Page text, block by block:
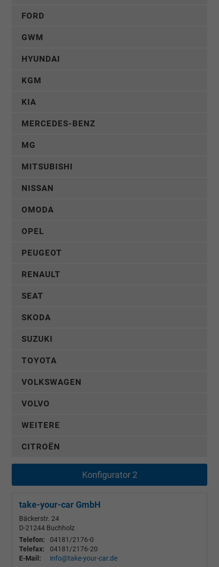
FORD
GWM
HYUNDAI
KGM
KIA
MERCEDES-BENZ
MG
MITSUBISHI
NISSAN
OMODA
OPEL
PEUGEOT
RENAULT
SEAT
SKODA
SUZUKI
TOYOTA
VOLKSWAGEN
VOLVO
WEITERE
CITROËN
Konfigurator 2
take-your-car GmbH
Bäckerstr. 24
D-21244 Buchholz
Telefon:
04181/2176-0
Telefax:
04181/2176-20
E-Mail:
info@take-your-car.de